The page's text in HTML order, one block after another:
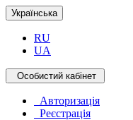
Українська
RU
UA
Особистий кабінет
Авторизація
Реєстрація